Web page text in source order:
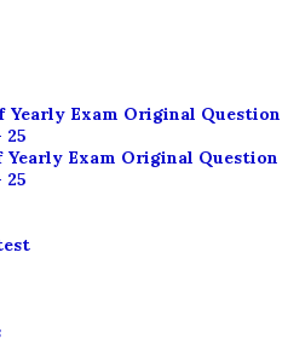
Yearly Exam Original Question
25
Exam Original Question
25